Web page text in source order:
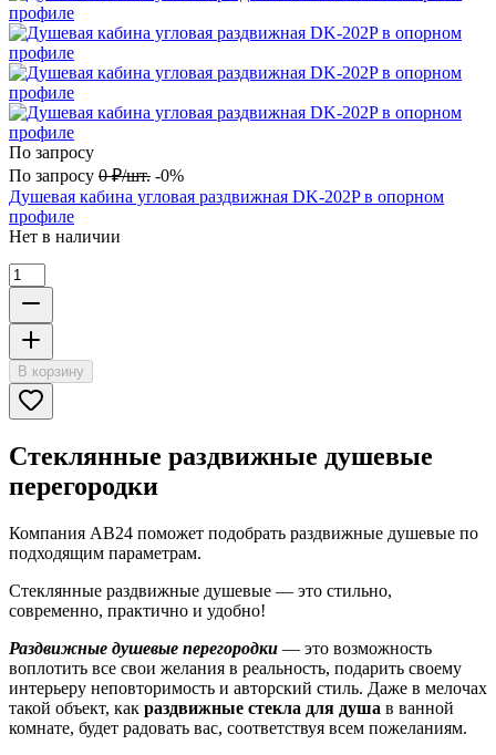
По запросу
По запросу 0 ₽/шт. -0%
Душевая кабина угловая раздвижная DK-202P в опорном
профиле
Нет в наличии
В корзину
Стеклянные раздвижные душевые
перегородки
Компания АВ24 поможет подобрать раздвижные душевые по
подходящим параметрам.
Стеклянные раздвижные душевые — это стильно,
современно, практично и удобно!
Раздвижные душевые перегородки — это возможность
воплотить все свои желания в реальность, подарить своему
интерьеру неповторимость и авторский стиль. Даже в мелочах
такой объект, как раздвижные стекла для душа в ванной
комнате, будет радовать вас, соответствуя всем пожеланиям.